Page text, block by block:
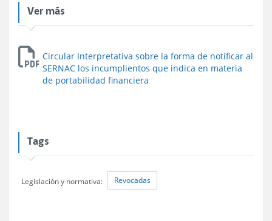
Ver más
Circular Interpretativa sobre la forma de notificar al
SERNAC los incumplientos que indica en materia
de portabilidad financiera
Tags
Legislación y normativa: Revocadas